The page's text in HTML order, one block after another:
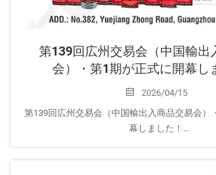
第139回広州交易会（中国輸出
会）・第1期が正式に開幕し
2026/04/15
第139回広州交易会（中国輸出入商品交易会）
幕しました！